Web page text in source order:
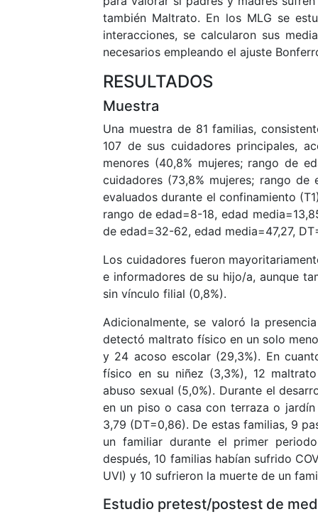
también Maltrato. En los MLG se
interacciones, se calcularon sus
necesarios empleando el ajuste
RESULTADOS
Muestra
Una muestra de 81 familias,
107 de sus cuidadores principales,
menores (40,8% mujeres; rango de
cuidadores (73,8% mujeres; rango
evaluados durante el confinamiento
rango de edad=8-18, edad
de edad=32-62, edad media=47,27,
Los cuidadores fueron
e informadores de su hijo/a, aunque
sin vínculo filial (0,8%).
Adicionalmente, se valoró la
detectó maltrato físico en un solo
y 24 acoso escolar (29,3%). En
físico en su niñez (3,3%), 12
abuso sexual (5,0%). Durante el
en un piso o casa con terraza o
3,79 (DT=0,86). De estas familias, 9
un familiar durante el primer
después, 10 familias habían sufrido
UVI) y 10 sufrieron la muerte de un
Estudio pretest/postest de